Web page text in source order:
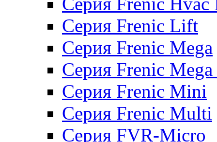
Серия Frenic Lift
Серия Frenic Mega
Серия Frenic Mega
Серия Frenic Mini
Серия Frenic Multi
Серия FVR-Micro